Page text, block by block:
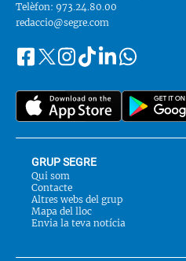
Telèfon: 973.24.80.00
redaccio@segre.com
Segueix-
a::
FacebookInstagram
TiktokLinkedinWhatsapp
GRUP SEGRE
Qui som
Contacte
Altres webs del grup
Mapa del lloc
Envia la teva notícia